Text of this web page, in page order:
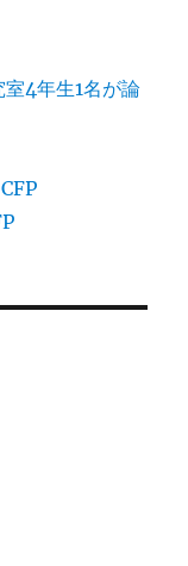
4年生1名が論